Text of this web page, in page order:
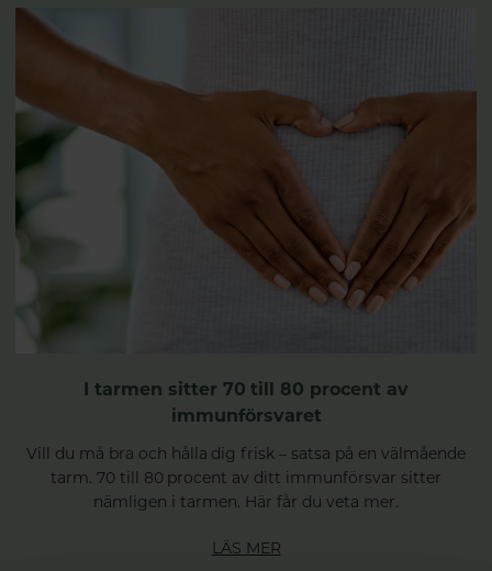
I tarmen sitter 70 till 80 procent av
immunförsvaret
Vill du må bra och hålla dig frisk – satsa på en välmående
tarm. 70 till 80 procent av ditt immunförsvar sitter
nämligen i tarmen. Här får du veta mer.
LÄS MER